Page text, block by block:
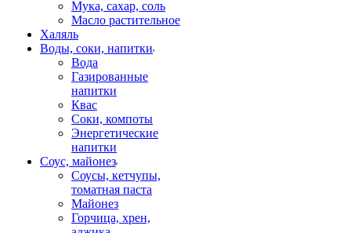
Мука, сахар, соль
Масло растительное
Халяль
Воды, соки, напитки
Вода
Газированные
напитки
Квас
Соки, компоты
Энергетические
напитки
Соус, майонез
Соусы, кетчупы,
томатная паста
Майонез
Горчица, хрен,